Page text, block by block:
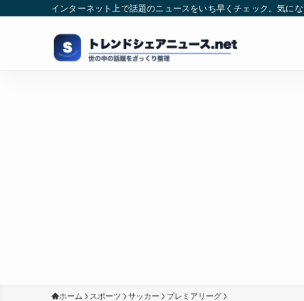
インターネット上で話題のニュースをいち早くチェック。気にな
ホーム スポーツ サッカー プレミアリーグ